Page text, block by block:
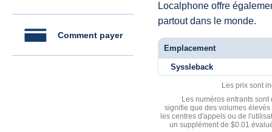
Comment payer
Localphone offre
partout dans le monde.
Emplacement
Syssleback
Les prix sont
Les numéros entrants
signifie que des volumes
les centres d'appels ou de
un supplément de $0.01